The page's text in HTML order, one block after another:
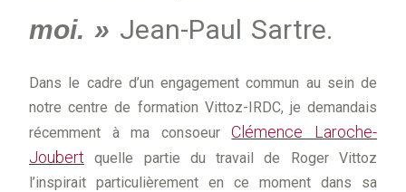
moi. » Jean-Paul Sartre.
Dans le cadre d’un engagement commun au sein de
notre centre de formation Vittoz-IRDC, je demandais
récemment à ma consoeurClémence Laroche-
Joubert quelle partie du travail de Roger Vittoz
l’inspirait particulièrement en ce moment dans sa